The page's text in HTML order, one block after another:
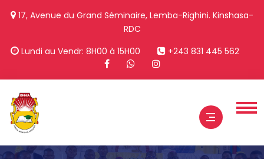
17, Avenue du Grand Séminaire, Lemba-Righini. Kinshasa-
RDC
Lundi au Vendr: 8H00 à 15H00
+243 831 445 562